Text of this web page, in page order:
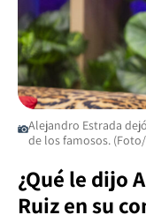
Alejandro Estrada
de los famosos. (Foto/
¿Qué le dijo
Ruiz en su